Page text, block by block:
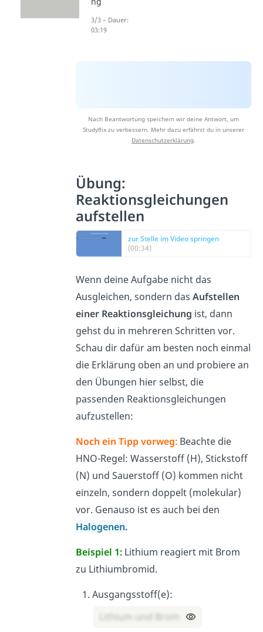
Nach Beantwortung speichern wir deine Antwort, um
Studyflix zu verbessern. Mehr dazu erfährst du in unserer
Datenschutzerklärung.
Übung:
Reaktionsgleichungen
aufstellen
zur Stelle im Video springen
(00:34)
Wenn deine Aufgabe nicht das
Ausgleichen, sondern dasAufstellen
einer Reaktionsgleichung ist, dann
gehst du in mehreren Schritten vor.
Schau dir dafür am besten noch einmal
die Erklärung oben an und probiere an
den Übungen hier selbst, die
passenden Reaktionsgleichungen
aufzustellen:
Noch ein Tipp vorweg: Beachte die
HNO-Regel: Wasserstoff (H), Stickstoff
(N) und Sauerstoff (O) kommen nicht
einzeln, sondern doppelt (molekular)
vor. Genauso ist es auch bei den
Halogenen.
Beispiel 1: Lithium reagiert mit Brom
zu Lithiumbromid.
Ausgangsstoff(e):
Lithium und Brom
3/3 – Dauer:
03:19